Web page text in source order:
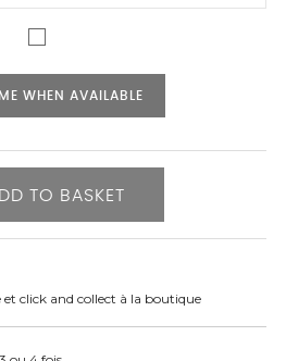
WHEN AVAILABLE
TO BASKET
click and collect à la boutique